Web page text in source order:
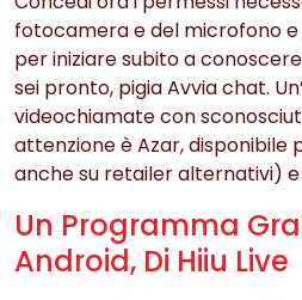
fotocamera e del microfono
per iniziare subito a
sei pronto, pigia Avvia chat.
videochiamate con
attenzione è Azar, disponibile
anche su retailer alternativi) e
Un Programma
Android, Di Hiiu Live